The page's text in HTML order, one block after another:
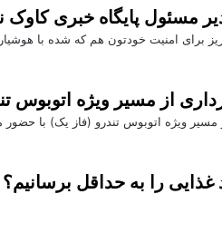
مسئول پایگاه خبری کاوک
برای امنیت خودتون هم که شده با
از مسیر ویژه اتوبوس
مسیر ویژه اتوبوس تندرو (فاز یک) با
را به حداقل برسانیم؟